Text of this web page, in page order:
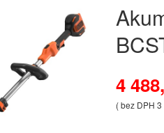
4
( bez DPH